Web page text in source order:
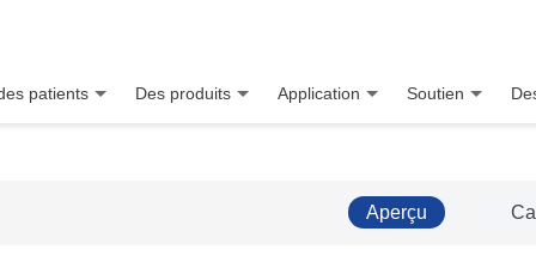
patients Des produits Application Soutien
Aperçu